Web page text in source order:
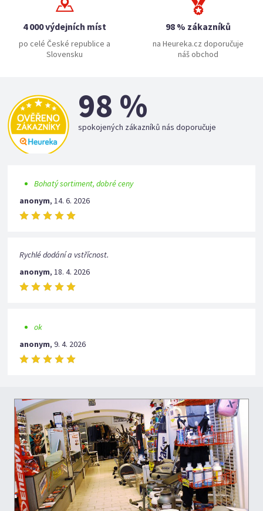
4 000 výdejních míst
po celé České republice a
Slovensku
98 % zákazníků
na Heureka.cz doporučuje
náš obchod
98 %
spokojených zákazníků nás doporučuje
Bohatý sortiment, dobré ceny
anonym,14. 6. 2026
Rychlé dodání a vstřícnost.
anonym,18. 4. 2026
ok
anonym,9. 4. 2026